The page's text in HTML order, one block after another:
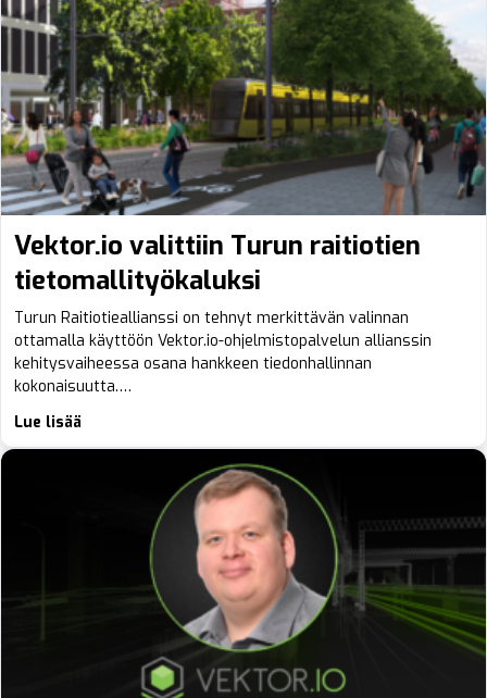
Vektor.io valittiin Turun raitiotien
tietomallityökaluksi
Turun Raitiotieallianssi on tehnyt merkittävän valinnan
ottamalla käyttöön Vektor.io-ohjelmistopalvelun allianssin
kehitysvaiheessa osana hankkeen tiedonhallinnan
kokonaisuutta.…
Lue lisää